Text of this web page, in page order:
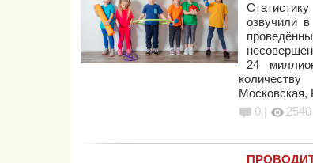
озвучили
24
Московская,
0 |
2540